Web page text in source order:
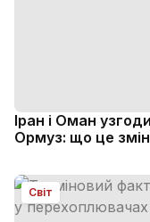
Іран і Оман
Ормуз: що це
Світ